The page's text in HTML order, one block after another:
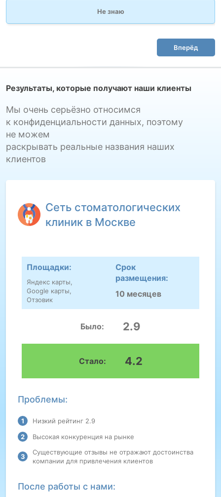
Не знаю
Вперёд
Результаты, которые получают наши клиенты
Мы очень серьёзно относимся
к конфиденциальности данных, поэтому
не можем
раскрывать реальные названия наших
клиентов
Сеть стоматологических
клиник в Москве
Проблемы:
Низкий рейтинг 2.9
Высокая конкуренция на рынке
Существующие отзывы не отражают достоинства
компании для привлечения клиентов
Площадки:
Яндекс карты,
Google карты,
Отзовик
Срок
размещения:
10 месяцев
Было: 2.9
Стало: 4.2
После работы с нами: